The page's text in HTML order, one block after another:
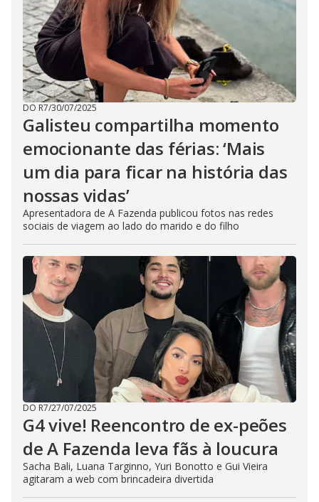
DO R7/30/07/2025
Galisteu compartilha momento
emocionante das férias: ‘Mais
um dia para ficar na história das
nossas vidas’
Apresentadora de A Fazenda publicou fotos nas redes
sociais de viagem ao lado do marido e do filho
DO R7/27/07/2025
G4 vive! Reencontro de ex-peões
de A Fazenda leva fãs à loucura
Sacha Bali, Luana Targinno, Yuri Bonotto e Gui Vieira
agitaram a web com brincadeira divertida